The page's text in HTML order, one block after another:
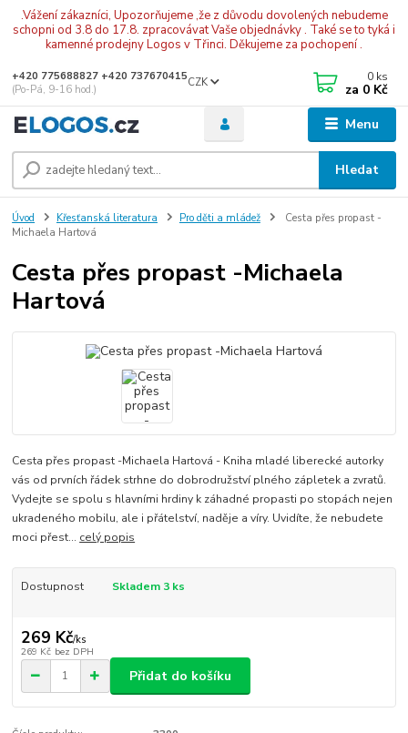
.Vážení zákazníci, Upozorňujeme ,že z důvodu dovolených nebudeme
schopni od 3.8 do 17.8. zpracovávat Vaše objednávky . Také se to tyká i
kamenné prodejny Logos v Třinci. Děkujeme za pochopení .
Menu
CZK
Hledat
+420 775688827 +420 737670415
(Po-Pá, 9-16 hod.)
0 ks
za 0 Kč
Úvod Křesťanská literatura Pro děti a mládež
Cesta přes propast -
Michaela Hartová
Cesta přes propast -Michaela
Hartová
Cesta přes propast -Michaela Hartová - Kniha mladé liberecké autorky
vás od prvních řádek strhne do dobrodružství plného zápletek a zvratů.
Vydejte se spolu s hlavními hrdiny k záhadné propasti po stopách nejen
ukradeného mobilu, ale i přátelství, naděje a víry. Uvidíte, že nebudete
moci přest... celý popis
Dostupnost Skladem 3 ks
269 Kč/ks
269 Kč bez DPH
Přidat do košíku